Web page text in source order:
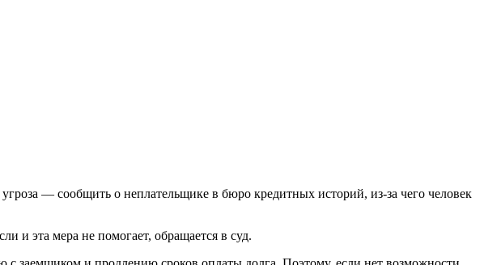
— сообщить о неплательщике в бюро кредитных историй, из-за чего человек
и эта мера не помогает, обращается в суд.